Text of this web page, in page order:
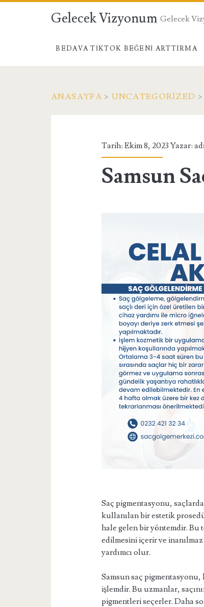
Gelecek Vizyonum Gelecek
BEDAVA TIKTOK BEĞENI ARTTIRMA
ANASAYFA > UNCATEGORIZED
Tarih: Ekim 8, 2023 Yazar:
Samsun
Saç pigmentasyonu,
kullanılan bir estetik
hale gelen bir yöntemdir.
edilmesini içerir ve
yardımcı olur.
Samsun saç
işlemdir. Bu uzmanlar,
pigmentleri seçerler. Daha